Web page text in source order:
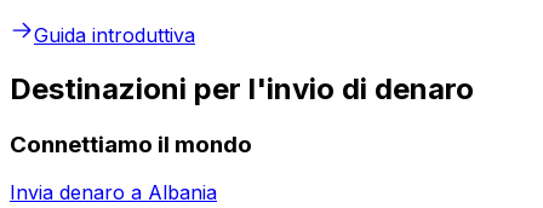
Guida introduttiva
Destinazioni per l'invio di denaro
Connettiamo il mondo
Invia denaro a Albania